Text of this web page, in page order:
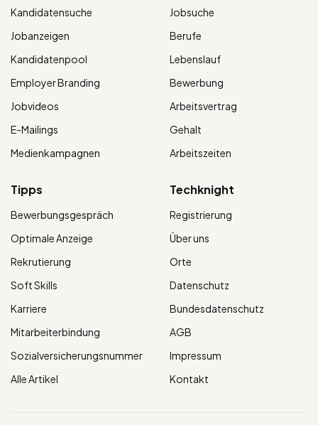
Kandidatensuche
Jobanzeigen
Kandidatenpool
Employer Branding
Jobvideos
E-Mailings
Medienkampagnen
Jobsuche
Berufe
Lebenslauf
Bewerbung
Arbeitsvertrag
Gehalt
Arbeitszeiten
Tipps
Bewerbungsgespräch
Optimale Anzeige
Rekrutierung
Soft Skills
Karriere
Mitarbeiterbindung
Sozialversicherungsnummer
Alle Artikel
Techknight
Registrierung
Über uns
Orte
Datenschutz
Bundesdatenschutz
AGB
Impressum
Kontakt